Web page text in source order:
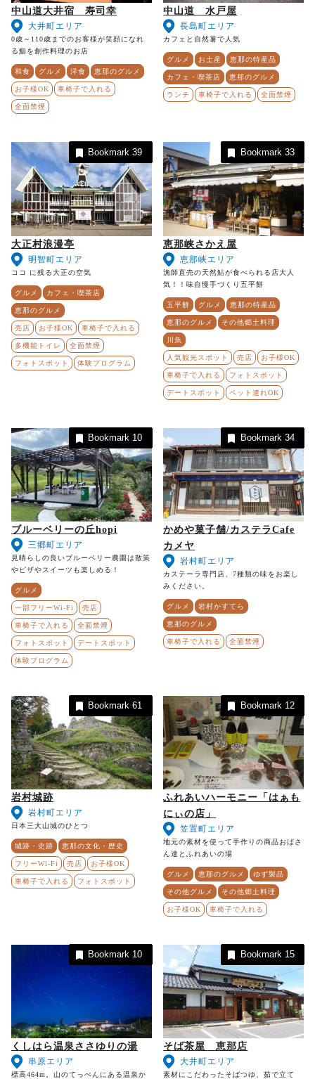
中山道大井宿 寿司幸
大井町エリア
0歳～110歳までのお客様が笑顔になれ
る鮨を創作料理のお店
和食 グルメ 洋食 恵那のグルメ
お子様OK 車椅子で入れる
全面禁煙
中山道 水戸屋
長島町エリア
カフェと自然薯で人気
グルメ お土産 恵那の特産品
カフェ・喫茶店 恵那のグルメ
ランチ 車椅子で入れる 全面禁煙
大正村浪漫亭
明智町エリア
ココ に残る大正の空気
グルメ カフェ・喫茶店
恵那のグルメ
売店 お子様OK 車椅子で入れる
多機能トイレ 全面禁煙
フォトスポット 体験プログラム
Bookmark39
恵那峡さかえ屋
恵那峡エリア
漁師直売の天然鮎が食べられる店大人
気！！味自慢手づくり五平餅
五平餅 グルメ 恵那の特産品
恵那のグルメ その他郷土料理
川魚
人気観光スポット 売店 お子様OK
車椅子で入れる フォトスポット
デートスポット ペット連れOK
Bookmark 33
ブルーベリーの丘hopi
三郷町エリア
見晴らしの良いブルーベリー農園は散策
やピザやスイーツも楽しめる！
グルメ
一部フリーWi-Fi 売店
車椅子で入れる 全面禁煙
フォトスポット デートスポット
体験プログラム
Bookmark 10
かめや菓子舗/カステラCafe
カメヤ
岩村町エリア
カステーラ専門店、7種類の味をお楽し
みください。
グルメ 岩村かすてら
恵那のグルメ
車椅子で入れる 全面禁煙
Bookmark 34
岩村城跡
岩村町エリア
日本三大山城のひとつ
城跡・史跡 恵那の文化・歴史
フリーWi-Fi 売店 お子様OK
車椅子で入れる フォトスポット
Bookmark61
ふれあいハーモニー「はぁも
にぃの店」
笠置町エリア
地元の素材を使って手作りの商品おばさ
ん達とふれあいの場
グルメ 恵那のグルメ ゆず製品
その他グルメ その他郷土料理
お子様OK 車椅子で入れる
Bookmark 12
くしはら温泉ささゆりの湯
串原エリア
標高464m。山のてっぺんにある温泉か
Bookmark 10
そば茶屋 恵那店
大井町エリア
素材にこだわったそばつゆ、茹で立て
Bookmark 15